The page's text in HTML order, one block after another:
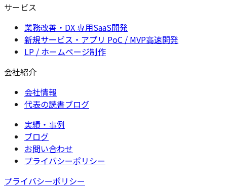
サービス
業務改善・DX 専用SaaS開発
新規サービス・アプリ PoC / MVP高速開発
LP / ホームページ制作
会社紹介
会社情報
代表の読書ブログ
実績・事例
ブログ
お問い合わせ
プライバシーポリシー
プライバシーポリシー